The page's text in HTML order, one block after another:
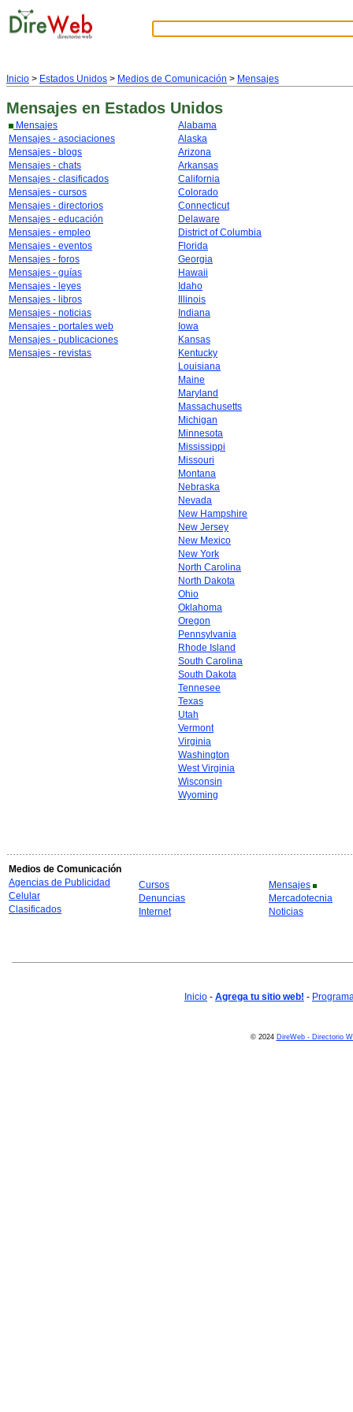
Inicio > Estados Unidos > Medios de Comunicación > Mensajes
Mensajes en Estados Unidos
Mensajes
Mensajes - asociaciones
Mensajes - blogs
Mensajes - chats
Mensajes - clasificados
Mensajes - cursos
Mensajes - directorios
Mensajes - educación
Mensajes - empleo
Mensajes - eventos
Mensajes - foros
Mensajes - guías
Mensajes - leyes
Mensajes - libros
Mensajes - noticias
Mensajes - portales web
Mensajes - publicaciones
Mensajes - revistas
Alabama
Alaska
Arizona
Arkansas
California
Colorado
Connecticut
Delaware
District of Columbia
Florida
Georgia
Hawaii
Idaho
Illinois
Indiana
Iowa
Kansas
Kentucky
Louisiana
Maine
Maryland
Massachusetts
Michigan
Minnesota
Mississippi
Missouri
Montana
Nebraska
Nevada
New Hampshire
New Jersey
New Mexico
New York
North Carolina
North Dakota
Ohio
Oklahoma
Oregon
Pennsylvania
Rhode Island
South Carolina
South Dakota
Tennesee
Texas
Utah
Vermont
Virginia
Washington
West Virginia
Wisconsin
Wyoming
Medios de Comunicación
Agencias de Publicidad
Celular
Clasificados
Cursos
Denuncias
Internet
Mensajes
Mercadotecnia
Noticias
Inicio - Agrega tu sitio web! -
© 2024 DireWeb - Directorio